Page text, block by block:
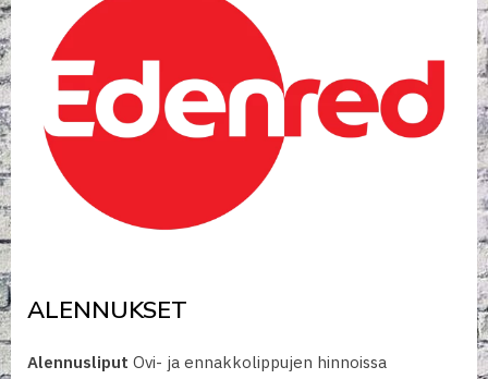
ALENNUKSET
Alennusliput Ovi- ja ennakkolippujen hinnoissa